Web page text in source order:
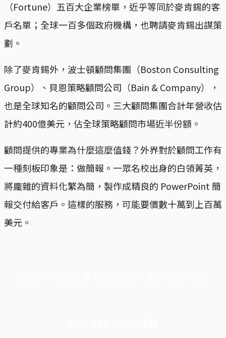
（Fortune）五百大企業榜單，近乎等同於麥肯錫的客
戶名單；全球一百多個政府機構，也聘請麥肯錫出謀策
劃。
除了麥肯錫外，波士頓顧問集團（Boston Consulting
Group）、貝恩策略顧問公司（Bain & Company），
也是全球知名的顧問公司。三大顧問集團合計年營收估
計約400億美元，佔全球策略顧問市場近半份額。
顧問提供的專業為什麼這麼值錢？外界對於顧問工作有
一種刻板印象是：做簡報。一眾名校出身的白領菁英，
將龐雜的資料化繁為簡，製作成精良的 PowerPoint 簡
報交付給客戶。這樣的服務，可能要價數十萬到上百萬
美元。